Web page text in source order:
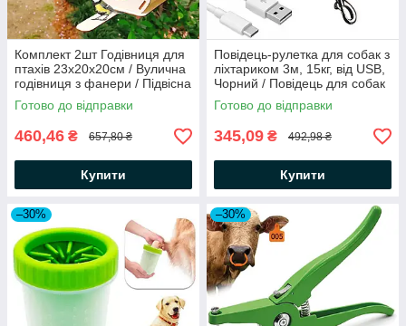
Комплект 2шт Годівниця для
птахів 23х20х20см / Вулична
годівниця з фанери / Підвісна
годівниця для пташок
Готово до відправки
460,46 ₴ 657,80 ₴
Купити
Повідець-рулетка для собак з
ліхтариком 3м, 15кг, від USB,
Чорний / Повідець для собак
/ Повідець автоматичний
Готово до відправки
345,09 ₴ 492,98 ₴
Купити
–30% –30%